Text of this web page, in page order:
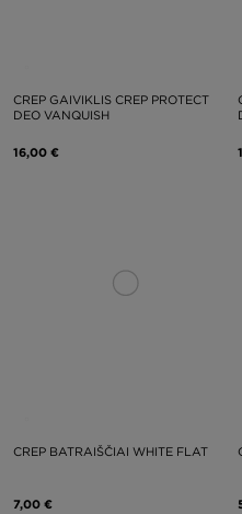
CREP GAIVIKLIS CREP PROTECT
DEO VANQUISH
16,00 €
CREP BATRAIŠČIAI WHITE FLAT
7,00 €